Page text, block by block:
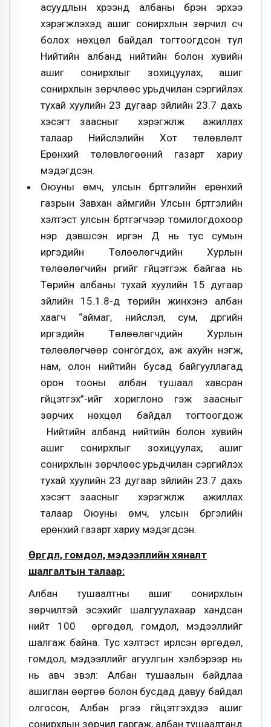
асуудлын хүрээнд албаны бүрэн эрхээ
хэрэгжүүлэхэд ашиг сонирхлын зөрчил үүсч
болох нөхцөл байдал тогтоогдсон тул
Нийтийн албанд нийтийн болон хувийн
ашиг сонирхлыг зохицуулах, ашиг
сонирхлын зөрчлөөс урьдчилан сэргийлэх
тухай хуулийн 23 дугаар зүйлийн 23.7 дахь
хэсэгт заасныг хэрэгжүүлж ажиллах
талаар Нийслэлийн Хот төлөвлөлт
Ерөнхий төлөвлөгөөний газарт хариу
мэдэгдсэн.
Оюуны өмч, улсын бүртгэлийн ерөнхий
газрын Завхан аймгийн Улсын бүртгэлийн
хэлтэст улсын бүртгэгчээр томилогдохоор
нэр дэвшсэн иргэн Д нь тус сумын
иргэдийн Төлөөлөгчдийн Хурлын
төлөөлөгчийн үүргийг гүйцэтгэж байгаа нь
Төрийн албаны тухай хуулийн 15 дугаар
зүйлийн 15.1.8-д төрийн жинхэнэ албан
хаагч “аймаг, нийслэл, сум, дүүргийн
иргэдийн Төлөөлөгчдийн Хурлын
төлөөлөгчөөр сонгогдох, аж ахуйн нэгж,
нам, олон нийтийн бусад байгууллагад
орон тооны албан тушаал хавсран
гүйцэтгэх”-ийг хориглоно гэж заасныг
зөрчих нөхцөл байдал тогтоогдож
Нийтийн албанд нийтийн болон хувийн
ашиг сонирхлыг зохицуулах, ашиг
сонирхлын зөрчлөөс урьдчилан сэргийлэх
тухай хуулийн 23 дугаар зүйлийн 23.7 дахь
хэсэгт заасныг хэрэгжүүлж ажиллах
талаар Оюуны өмч, улсын бүргэлийн
ерөнхий газарт хариу мэдэгдсэн.
Өргөдөл, гомдол, мэдээллийн хяналт
шалгалтын талаар:
Албан тушаалтны ашиг сонирхлын
зөрчилтэй эсэхийг шалгуулахаар хандсан
нийт 100 өргөдөл, гомдол, мэдээллийг
шалгаж байна. Тус хэлтэст ирүүлсэн өргөдөл,
гомдол, мэдээллийг агуулгын хэлбэрээр нь
нь авч үзвэл: Албан тушаалын байдлаа
ашиглан өөртөө болон бусдад давуу байдал
олгосон, Албан үүргээ гүйцэтгэхдээ ашиг
сонирхлын зөрчил гаргаж, албан тушаалтанд